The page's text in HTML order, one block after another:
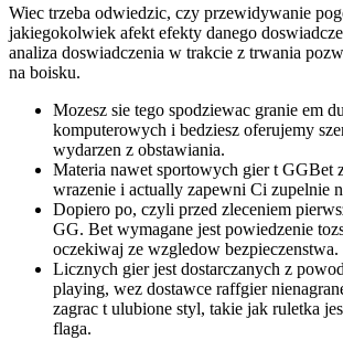
Wiec trzeba odwiedzic, czy przewidywanie
jakiegokolwiek afekt efekty danego
analiza doswiadczenia w trakcie z trwania
na boisku.
Mozesz sie tego spodziewac granie em
komputerowych i bedziesz oferujemy
wydarzen z obstawiania.
Materia nawet sportowych gier t GGBet
wrazenie i actually zapewni Ci zupelnie
Dopiero po, czyli przed zleceniem
GG. Bet wymagane jest powiedzenie
oczekiwaj ze wzgledow bezpieczenstwa.
Licznych gier jest dostarczanych z
playing, wez dostawce raffgier
zagrac t ulubione styl, takie jak ruletka
flaga.